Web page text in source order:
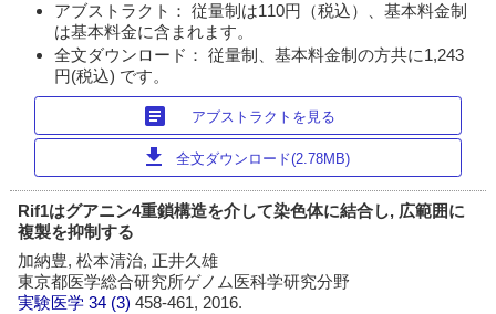
アブストラクト： 従量制は110円（税込）、基本料金制
は基本料金に含まれます。
全文ダウンロード： 従量制、基本料金制の方共に1,243
円(税込) です。
article アブストラクトを見る
download 全文ダウンロード(2.78MB)
Rif1はグアニン4重鎖構造を介して染色体に結合し, 広範囲に
複製を抑制する
加納豊, 松本清治, 正井久雄
東京都医学総合研究所ゲノム医科学研究分野
実験医学 34 (3)458-461, 2016.